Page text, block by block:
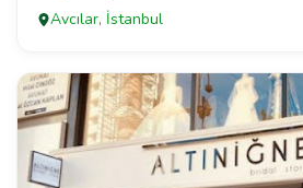
Avcılar, İstanbul